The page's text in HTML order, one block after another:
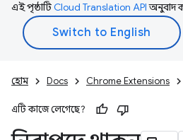
এই পৃষ্ঠাটিCloud Translation APIঅনুবাদ
হোম Docs Chrome Extensions
এটি কাজে লেগেছে?